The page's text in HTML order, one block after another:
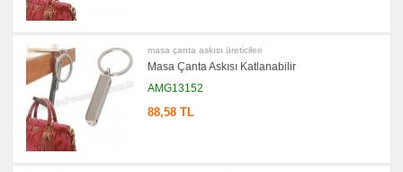
masa çanta askısı üreticileri
Masa Çanta Askısı Katlanabilir
AMG13152
88,58 TL
promosyon
Kalemlik
promosyon
Kartvizitlik
promosyon
Radyo
promosyon
Takvim
&
Bloknot